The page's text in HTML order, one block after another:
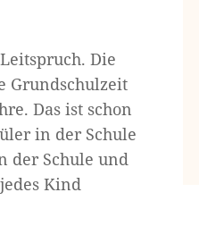
Die
Grundschulzeit
Das ist schon
in der Schule
der Schule und
Kind